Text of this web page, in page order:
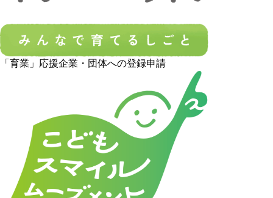
「育業」応援企業・団体への登録申請